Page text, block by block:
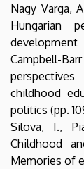
Nagy Varga,
Hungarian
Campbell-
childhood
politics (pp.
Silova, I.,
Childhood
Memories of